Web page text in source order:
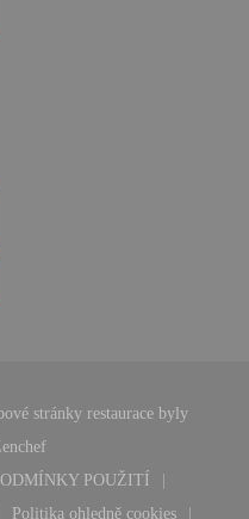
stránky restaurace byly
((otevře se v novém okně))
okně))
POUŽITÍ
((otevře se v novém
Politika ohledně cookies